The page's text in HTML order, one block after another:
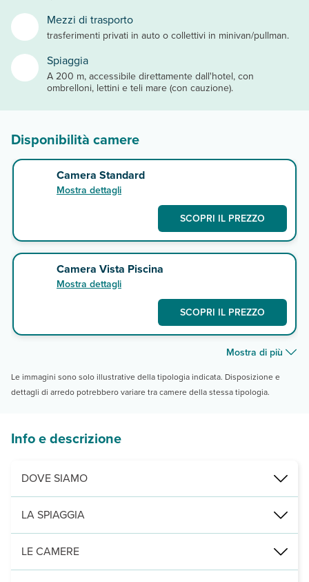
Mezzi di trasporto
trasferimenti privati in auto o collettivi in minivan/pullman.
Spiaggia
A 200 m, accessibile direttamente dall'hotel, con
ombrelloni, lettini e teli mare (con cauzione).
Disponibilità camere
Camera Standard
Mostra dettagli
SCOPRI IL PREZZO
Camera Vista Piscina
Mostra dettagli
SCOPRI IL PREZZO
Mostra di più
Le immagini sono solo illustrative della tipologia indicata. Disposizione e
dettagli di arredo potrebbero variare tra camere della stessa tipologia.
Info e descrizione
DOVE SIAMO
Yasmine Hammamet, a circa 65 km dall’aeroporto di Tunisi-
LA SPIAGGIA
privata, a circa 200 m, con ombrelloni, lettini e teli mare (con
LE CAMERE